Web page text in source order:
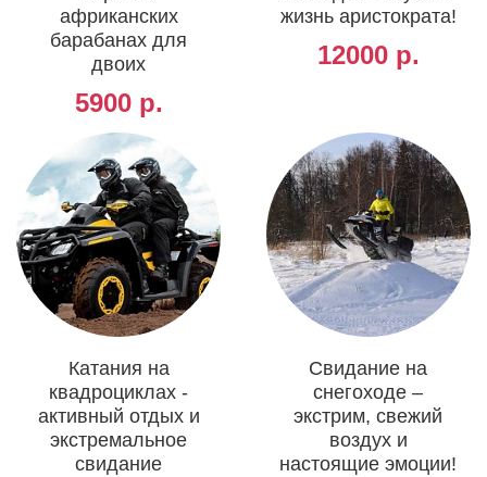
африканских
барабанах для
двоих
5900 р.
жизнь аристократа!
12000 р.
Катания на
квадроциклах -
активный отдых и
экстремальное
свидание
Свидание на
снегоходе –
экстрим, свежий
воздух и
настоящие эмоции!